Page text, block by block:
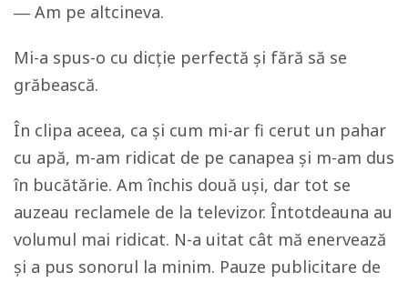
― Am pe altcineva.
Mi-a spus-o cu dicție perfectă și fără să se
grăbească.
În clipa aceea, ca și cum mi-ar fi cerut un pahar
cu apă, m-am ridicat de pe canapea și m-am dus
în bucătărie. Am închis două uși, dar tot se
auzeau reclamele de la televizor. Întotdeauna au
volumul mai ridicat. N-a uitat cât mă enervează
și a pus sonorul la minim. Pauze publicitare de